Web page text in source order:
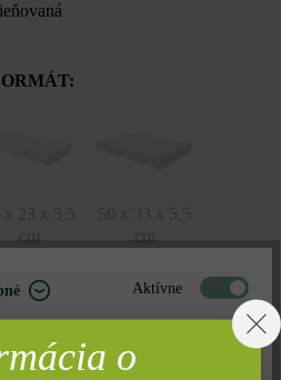
cm
cm
Aktívne
Neaktívne
o